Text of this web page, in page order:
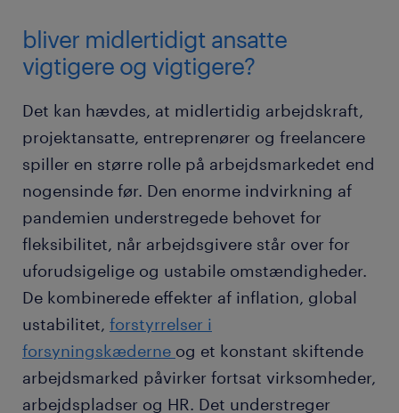
bliver midlertidigt ansatte
vigtigere og vigtigere?
Det kan hævdes, at midlertidig arbejdskraft,
projektansatte, entreprenører og freelancere
spiller en større rolle på arbejdsmarkedet end
nogensinde før. Den enorme indvirkning af
pandemien understregede behovet for
fleksibilitet, når arbejdsgivere står over for
uforudsigelige og ustabile omstændigheder.
De kombinerede effekter af inflation, global
ustabilitet, forstyrrelser i
forsyningskæderne og et konstant skiftende
arbejdsmarked påvirker fortsat virksomheder,
arbejdspladser og HR. Det understreger